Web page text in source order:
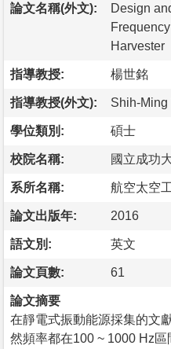
論文名稱(外文):
Design
Harvester
指導教授: 楊世銘
指導教授(外文): Shih-Ming
學位類別: 碩士
校院名稱: 國立成功
系所名稱: 航空太空
論文出版年: 2016
語文別: 英文
論文頁數: 61
論文摘要
在靜電式振動能源採集的文
然頻率都在100 ~ 1000 Hz